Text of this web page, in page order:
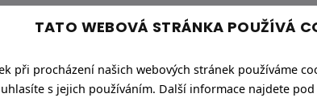
TATO WEBOVÁ STRÁNKA POUŽÍVÁ
při procházení našich webových stránek používáme
s jejich používáním. Další informace najdete